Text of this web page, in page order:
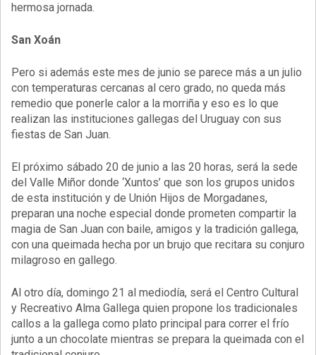
hermosa jornada.
San Xoán
Pero si además este mes de junio se parece más a un julio
con temperaturas cercanas al cero grado, no queda más
remedio que ponerle calor a la morriña y eso es lo que
realizan las instituciones gallegas del Uruguay con sus
fiestas de San Juan.
El próximo sábado 20 de junio a las 20 horas, será la sede
del Valle Miñor donde ‘Xuntos’ que son los grupos unidos
de esta institución y de Unión Hijos de Morgadanes,
preparan una noche especial donde prometen compartir la
magia de San Juan con baile, amigos y la tradición gallega,
con una queimada hecha por un brujo que recitara su conjuro
milagroso en gallego.
Al otro día, domingo 21 al mediodía, será el Centro Cultural
y Recreativo Alma Gallega quien propone los tradicionales
callos a la gallega como plato principal para correr el frío
junto a un chocolate mientras se prepara la queimada con el